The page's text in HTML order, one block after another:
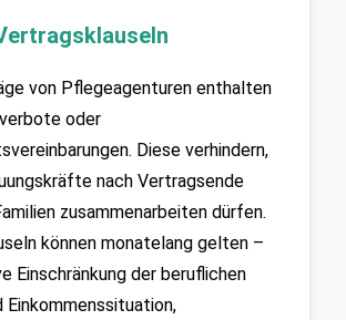
von Pflegeagenturen enthalten
oder
Diese verhindern,
nach Vertragsende
zusammenarbeiten dürfen.
können monatelang gelten –
Einschränkung der beruflichen
Einkommenssituation,